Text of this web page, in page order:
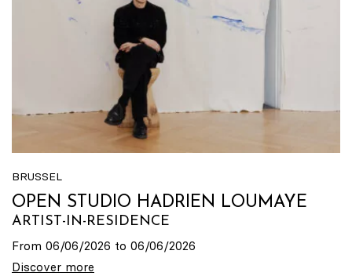
BRUSSEL
OPEN STUDIO HADRIEN LOUMAYE
ARTIST-IN-RESIDENCE
From 06/06/2026 to 06/06/2026
Discover more